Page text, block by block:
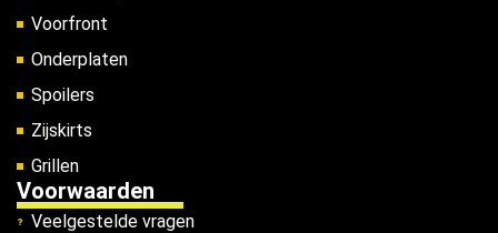
Voorfront
Onderplaten
Spoilers
Zijskirts
Grillen
Voorwaarden
Veelgestelde vragen